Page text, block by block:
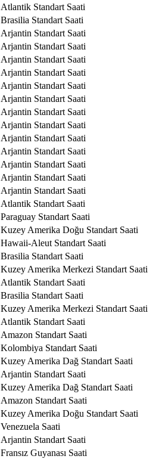
Atlantik Standart Saati
Brasilia Standart Saati
Arjantin Standart Saati
Arjantin Standart Saati
Arjantin Standart Saati
Arjantin Standart Saati
Arjantin Standart Saati
Arjantin Standart Saati
Arjantin Standart Saati
Arjantin Standart Saati
Arjantin Standart Saati
Arjantin Standart Saati
Arjantin Standart Saati
Arjantin Standart Saati
Arjantin Standart Saati
Atlantik Standart Saati
Paraguay Standart Saati
Kuzey Amerika Doğu Standart Saati
Hawaii-Aleut Standart Saati
Brasilia Standart Saati
Kuzey Amerika Merkezi Standart Saati
Atlantik Standart Saati
Brasilia Standart Saati
Kuzey Amerika Merkezi Standart Saati
Atlantik Standart Saati
Amazon Standart Saati
Kolombiya Standart Saati
Kuzey Amerika Dağ Standart Saati
Arjantin Standart Saati
Kuzey Amerika Dağ Standart Saati
Amazon Standart Saati
Kuzey Amerika Doğu Standart Saati
Venezuela Saati
Arjantin Standart Saati
Fransız Guyanası Saati